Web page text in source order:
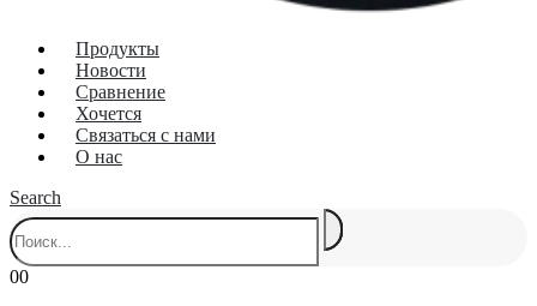
Продукты
Новости
Сравнение
Хочется
Связаться с нами
О нас
Search
00